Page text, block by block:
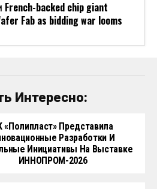
French-backed chip giant
Fab as bidding war looms
Интересно:
«Полипласт» Представила
Разработки И
Инициативы На Выставке
ИННОПРОМ-2026